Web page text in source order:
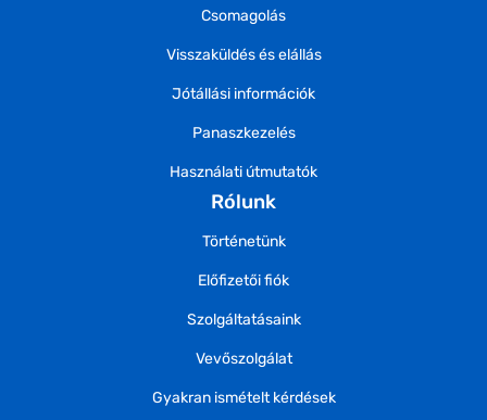
Csomagolás
Visszaküldés és elállás
Jótállási információk
Panaszkezelés
Használati útmutatók
Rólunk
Történetünk
Előfizetői fiók
Szolgáltatásaink
Vevőszolgálat
Gyakran ismételt kérdések